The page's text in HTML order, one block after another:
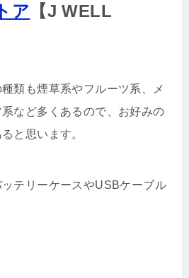
ア 【J WELL
類も煙草系やフルーツ系、メ
など多くあるので、お好みの
と思います。
テリーケースやUSBケーブル